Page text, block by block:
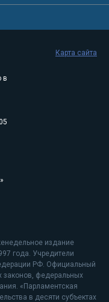
в
издание
года. Учредители
РФ. Официальный
законов, федеральных
«Парламентская
в десяти субъектах
Карта сайта